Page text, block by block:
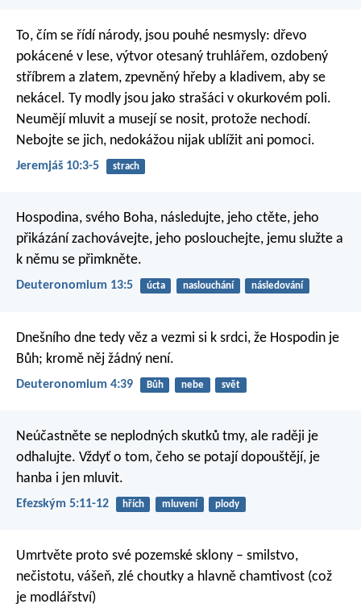
To, čím se řídí národy, jsou pouhé nesmysly: dřevo
pokácené v lese, výtvor otesaný truhlářem, ozdobený
stříbrem a zlatem, zpevněný hřeby a kladivem, aby se
nekácel. Ty modly jsou jako strašáci v okurkovém poli.
Neumějí mluvit a musejí se nosit, protože nechodí.
Nebojte se jich, nedokážou nijak ublížit ani pomoci.
Jeremjáš 10:3-5 strach
Hospodina, svého Boha, následujte, jeho ctěte, jeho
přikázání zachovávejte, jeho poslouchejte, jemu služte a
k němu se přimkněte.
Deuteronomium 13:5 úcta naslouchání následování
Dnešního dne tedy věz a vezmi si k srdci, že Hospodin je
Bůh; kromě něj žádný není.
Deuteronomium 4:39 Bůh nebe svět
Neúčastněte se neplodných skutků tmy, ale raději je
odhalujte. Vždyť o tom, čeho se potají dopouštějí, je
hanba i jen mluvit.
Efezským 5:11-12 hřích mluvení plody
Umrtvěte proto své pozemské sklony – smilstvo,
nečistotu, vášeň, zlé choutky a hlavně chamtivost (což
je modlářství)